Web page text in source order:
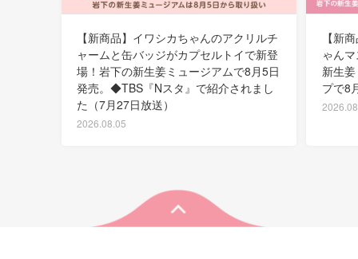
【新商品】イワシカちゃんのアクリルチ
ャームと缶バッジがカプセルトイで新登
場！岩下の新生姜ミュージアムで8月5日
発売。◆TBS『Nスタ』で紹介されまし
た（7月27日放送）
2026.08.05
【新
ゃん
新生
プで8